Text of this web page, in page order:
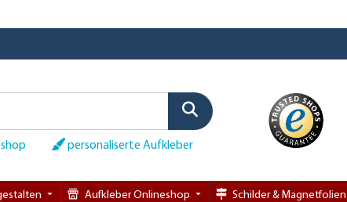
personaliserte Aufkleber
Aufkleber Onlineshop Schilder & Magnetfolien